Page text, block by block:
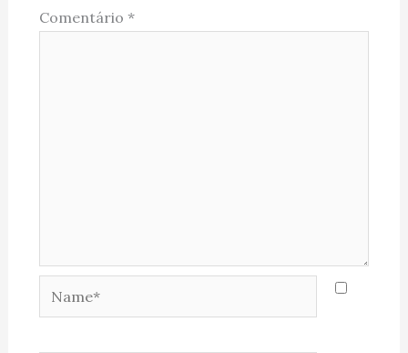
Comentário *
Name*